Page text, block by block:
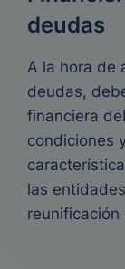
deudas
A la hora de
deudas,
financiera
condiciones
las